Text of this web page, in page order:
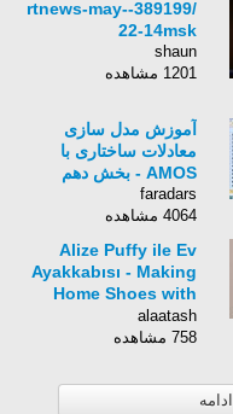
/389199-rtnews-may-
22-14msk
shaun
1201 مشاهده
آموزش مدل سازی
معادلات ساختاری با
AMOS - بخش دهم
faradars
4064 مشاهده
Alize Puffy ile Ev
Ayakkabısı - Making
Home Shoes with
Alize Puffy
alaatash
758 مشاهده
ادامه